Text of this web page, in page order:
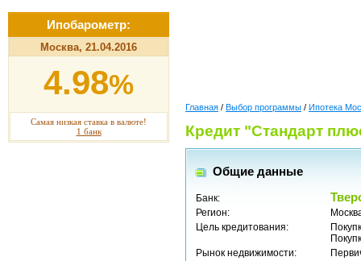
Ипобарометр:
Москва, 21.04.2016
4.98%
Самая низкая ставка в валюте!
1 банк
Главная / Выбор программы / Ипотека
Кредит "Стандарт
Общие данные
Банк:
Регион:
Цель кредитования:
Рынок недвижимости: